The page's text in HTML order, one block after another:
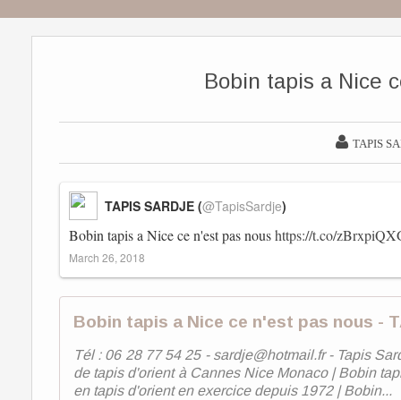
Bobin tapis a Nice
 TAPIS
Bobin tapis a Nice ce n'est pas noushttps://t.co/
TAPIS SARDJE (@TapisSardje)
March 26, 2018
Bobin tapis a Nice ce n'est pas nous -
Tél : 06 28 77 54 25 - sardje@hotmail.fr - Tapis
de tapis d'orient à Cannes Nice Monaco | Bobin
en tapis d'orient en exercice depuis 1972 | Bobin...